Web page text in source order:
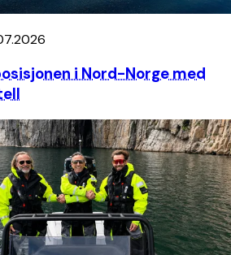
i Nord-Norge med